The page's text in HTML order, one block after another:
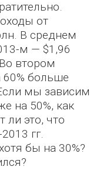
от
В среднем
м — $1,96
втором
60% больше
мы зависим
на 50%, как
ли это, что
гг.
бы на 30%?